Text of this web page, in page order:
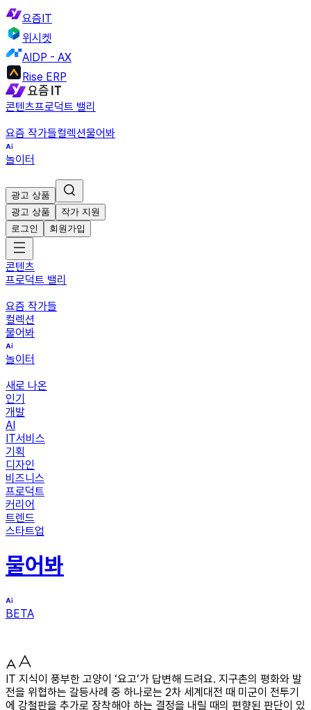
요즘IT
위시켓
AIDP - AX
Rise ERP
콘텐츠프로덕트 밸리
요즘 작가들컬렉션물어봐
놀이터
광고 상품
광고 상품
작가 지원
로그인
회원가입
콘텐츠
프로덕트 밸리
요즘 작가들
컬렉션
물어봐
놀이터
새로 나온
인기
개발
AI
IT서비스
기획
디자인
비즈니스
프로덕트
커리어
트렌드
스타트업
물어봐
BETA
IT 지식이 풍부한 고양이 ‘요고’가 답변해 드려요. 지구촌의 평화와 발
전을 위협하는 갈등사례 중 하나로는 2차 세계대전 때 미군이 전투기
에 강철판을 추가로 장착해야 하는 결정을 내릴 때의 편향된 판단이 있